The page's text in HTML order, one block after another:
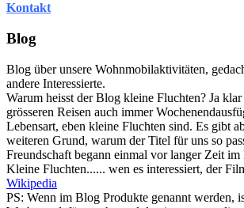
Kontakt
Blog
Blog über unsere Wohnmobilaktivitäten,
andere Interessierte.
Warum heisst der Blog kleine Fluchten? Ja
grösseren Reisen auch immer
Lebensart, eben kleine Fluchten sind. Es gibt
weiteren Grund, warum der Titel für uns so
Freundschaft begann einmal vor langer Zeit
Kleine Fluchten...... wen es interessiert, der
Wikipedia
PS: Wenn im Blog Produkte genannt werden,